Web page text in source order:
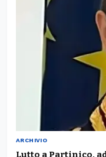
ARCHIVIO
Lutto a Partinico,